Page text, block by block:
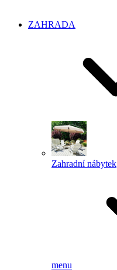
ZAHRADA
Zahradní nábytek
menu